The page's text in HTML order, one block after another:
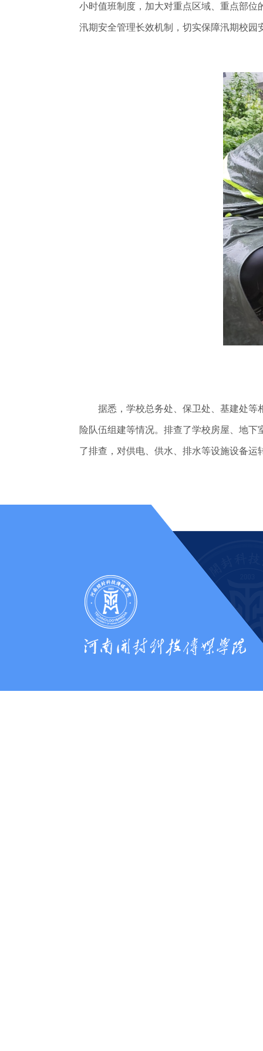
小时值班制度，加大对重点区域、重点部
汛期安全管理长效机制，切实保障汛期校园
据悉，学校总务处、保卫处、基建处等相
险队伍组建等情况。排查了学校房屋、地
了排查，对供电、供水、排水等设施设备运